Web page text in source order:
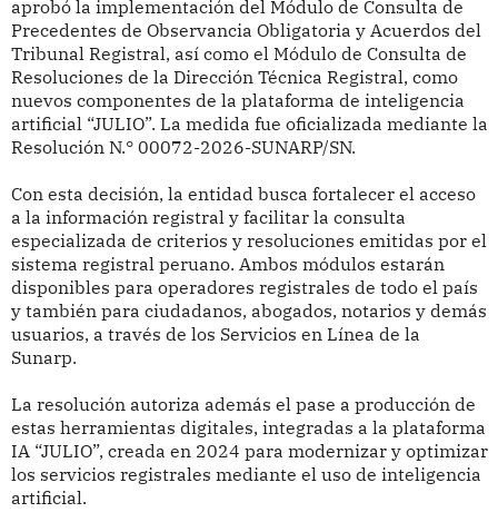
aprobó la implementación del Módulo de Consulta de
Precedentes de Observancia Obligatoria y Acuerdos del
Tribunal Registral, así como el Módulo de Consulta de
Resoluciones de la Dirección Técnica Registral, como
nuevos componentes de la plataforma de inteligencia
artificial “JULIO”. La medida fue oficializada mediante la
Resolución N.° 00072-2026-SUNARP/SN.
Con esta decisión, la entidad busca fortalecer el acceso
a la información registral y facilitar la consulta
especializada de criterios y resoluciones emitidas por el
sistema registral peruano. Ambos módulos estarán
disponibles para operadores registrales de todo el país
y también para ciudadanos, abogados, notarios y demás
usuarios, a través de los Servicios en Línea de la
Sunarp.
La resolución autoriza además el pase a producción de
estas herramientas digitales, integradas a la plataforma
IA “JULIO”, creada en 2024 para modernizar y optimizar
los servicios registrales mediante el uso de inteligencia
artificial.